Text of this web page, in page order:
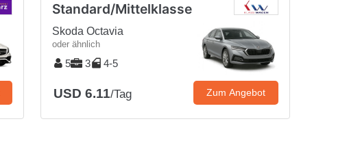
Standard/Mittelklasse
Skoda Octavia
oder ähnlich
5 3 4-5
USD 6.11/Tag Zum Angebot